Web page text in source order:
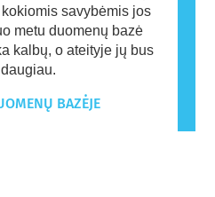
savybėmis jos
metu duomenų bazė
kalbų, o ateityje jų bus
BAZĖJE